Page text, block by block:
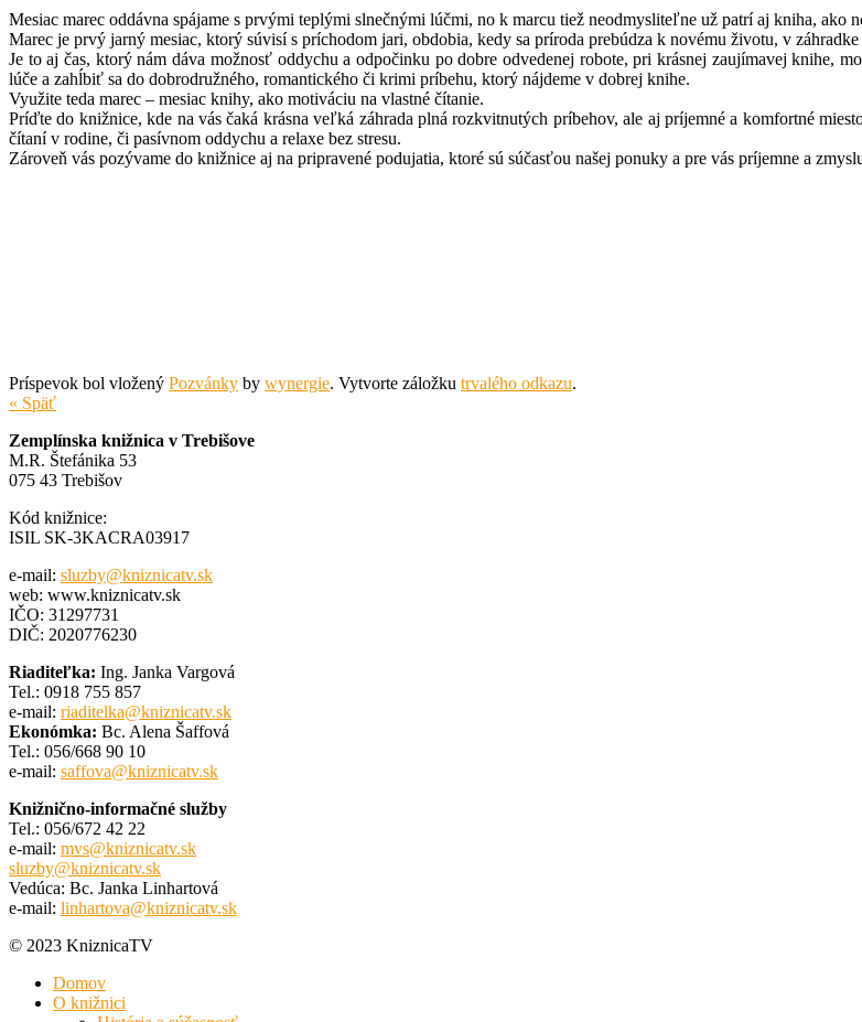
Mesiac marec oddávna spájame s prvými teplými slnečnými lúčmi, no k marcu tiež neodmysliteľne už patrí aj kniha, ako
Marec je prvý jarný mesiac, ktorý súvisí s príchodom jari, obdobia, kedy sa príroda prebúdza k novému životu, v
Je to aj čas, ktorý nám dáva možnosť oddychu a odpočinku po dobre odvedenej robote, pri krásnej zaujímavej knihe,
lúče a zahĺbiť sa do dobrodružného, romantického či krimi príbehu, ktorý nájdeme v dobrej knihe.
Využite teda marec – mesiac knihy, ako motiváciu na vlastné čítanie.
Príďte do knižnice, kde na vás čaká krásna veľká záhrada plná rozkvitnutých príbehov, ale aj príjemné a komfortné
čítaní v rodine, či pasívnom oddychu a relaxe bez stresu.
Zároveň vás pozývame do knižnice aj na pripravené podujatia, ktoré sú súčasťou našej ponuky a pre vás príjemne a
Príspevok bol vložený Pozvánky by wynergie. Vytvorte záložku trvalého odkazu.
« Späť
Zemplínska knižnica v Trebišove
M.R. Štefánika 53
075 43 Trebišov
Kód knižnice:
ISIL SK-3KACRA03917
e-mail: sluzby@kniznicatv.sk
web: www.kniznicatv.sk
IČO: 31297731
DIČ: 2020776230
Riaditeľka: Ing. Janka Vargová
Tel.: 0918 755 857
e-mail: riaditelka@kniznicatv.sk
Ekonómka: Bc. Alena Šaffová
Tel.: 056/668 90 10
e-mail: saffova@kniznicatv.sk
Knižnično-informačné služby
Tel.: 056/672 42 22
e-mail: mvs@kniznicatv.sk
sluzby@kniznicatv.sk
Vedúca: Bc. Janka Linhartová
e-mail: linhartova@kniznicatv.sk
© 2023 KniznicaTV
Domov
O knižnici